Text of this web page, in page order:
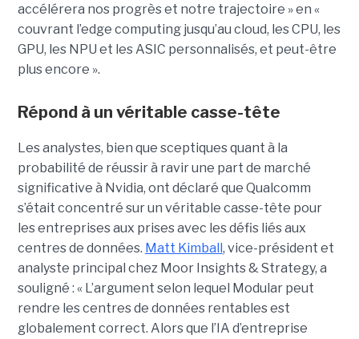
accélérera nos progrès et notre trajectoire » en «
couvrant l’edge computing jusqu’au cloud, les CPU, les
GPU, les NPU et les ASIC personnalisés, et peut-être
plus encore ».
Répond à un véritable casse-tête
Les analystes, bien que sceptiques quant à la
probabilité de réussir à ravir une part de marché
significative à Nvidia, ont déclaré que Qualcomm
s’était concentré sur un véritable casse-tête pour
les entreprises aux prises avec les défis liés aux
centres de données. Matt Kimball, vice-président et
analyste principal chez Moor Insights & Strategy, a
souligné : « L’argument selon lequel Modular peut
rendre les centres de données rentables est
globalement correct. Alors que l’IA d’entreprise